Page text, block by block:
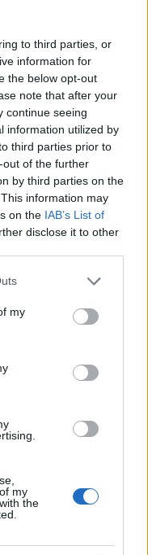
to third parties, or
information for
the below opt-out
note that after your
continue seeing
information utilized by
third parties prior to
of the further
by third parties on the
information may
on the IAB’s List of
disclose it to other
one or more Google
You may click to
third-party tags to
in below Google
my
my
the
ya cuenta con
está apercibido de
perder el derbi contra
en el banquillo.
vuelve a
sanción de Trippier y
dos futbolistas
nuestras
Navarro, Laguardia,
Joselu.
Ely (lesión de rodilla),